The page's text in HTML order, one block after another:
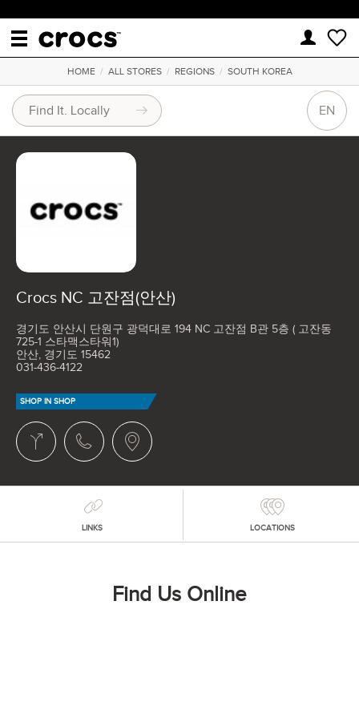
HOME/ ALL STORES/ REGIONS/ SOUTH KOREA
EN
Crocs NC 고잔점(안산)
경기도 안산시 단원구 광덕대로 194 NC 고잔점 B관 5층 ( 고잔동
725-1 스타맥스타워1)
안산, 경기도 15462
031-436-4122
SHOP IN SHOP
LINKS LOCATIONS
Find Us Online